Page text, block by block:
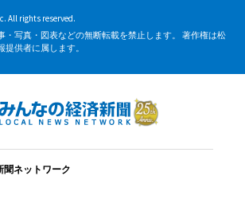
All rights reserved.
・写真・図表などの無断転載を禁止します。 著作権は松
供者に属します。
聞ネットワーク